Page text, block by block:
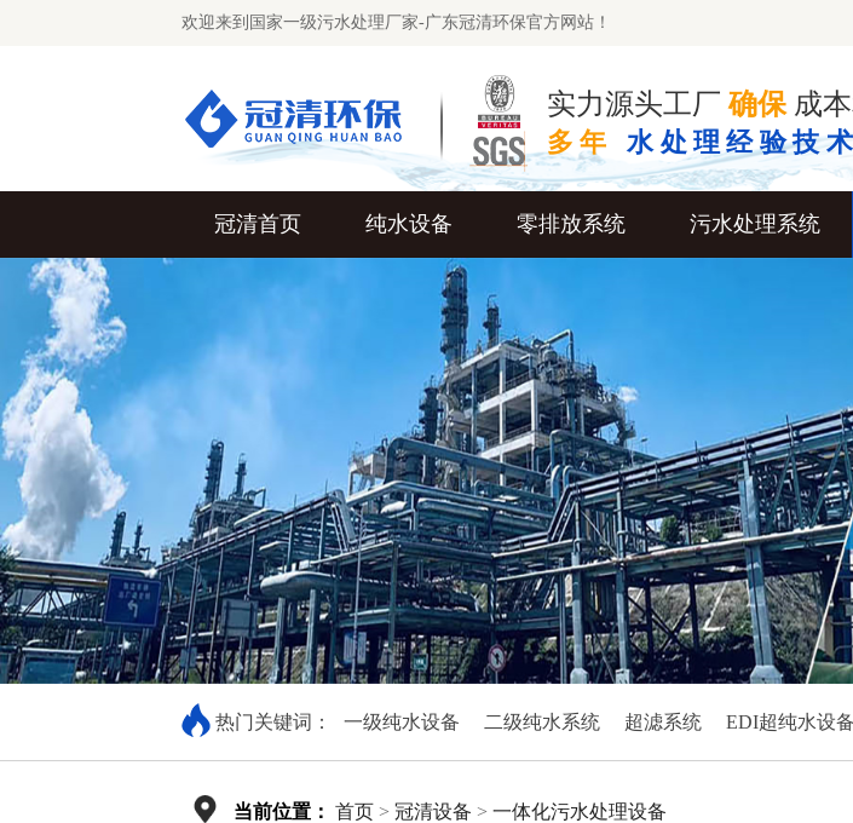
欢迎来到国家一级污水处理厂家-广东冠清环保官方网站！
实力源头工厂确保 成
多年水处理经验技
冠清首页 纯水设备 零排放系统 污水处理系统
热门关键词： 一级纯水设备 二级纯水系统 超滤系统 EDI超纯水设备
当前位置： 首页 > 冠清设备 > 一体化污水处理设备